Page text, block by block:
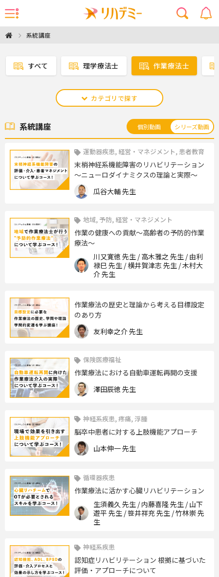
系統講座
すべて 理学療法士 作業療法士
カテゴリで探す
系統講座 個別動画 シリーズ動画
運動器疾患, 経営・マネジメント, 患者教育
末梢神経系機能障害のリハビリテーション
～ニューロダイナミクスの理論と実際～
瓜谷大輔 先生
地域, 予防, 経営・マネジメント
作業の健康への貢献〜高齢者の予防的作業
療法〜
川又寛徳 先生 / 高木雅之 先生 / 由利
禄巳 先生 / 横井賀津志 先生 / 木村大
介 先生
作業療法の歴史と理論から考える目標設定
のあり方
友利幸之介 先生
保険医療福祉
作業療法における自動車運転再開の支援
澤田辰徳 先生
神経系疾患, 疼痛, 浮腫
脳卒中患者に対する上肢機能アプローチ
山本伸一 先生
循環器疾患
作業療法に活かす心臓リハビリテーション
生須義久 先生 / 内藤喜隆 先生 / 山下
遊平 先生 / 笹井祥充 先生 / 竹林崇 先
生
神経系疾患
認知症リハビリテーション 根拠に基づいた
評価・アプローチについて